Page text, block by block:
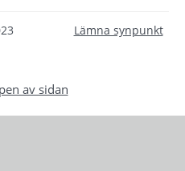
Lämna synpunkt
av sidan